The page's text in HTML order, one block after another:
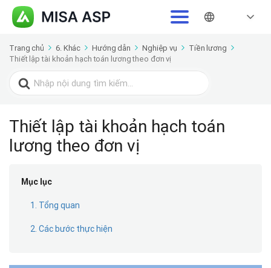
Trang chủ 6. Khác Hướng dẫn Nghiệp vụ
Tiền lương
Thiết lập tài khoản hạch toán lương theo đơn vị
Search
for:
Thiết lập tài khoản hạch toán
lương theo đơn vị
Mục lục
1. Tổng quan
2. Các bước thực hiện